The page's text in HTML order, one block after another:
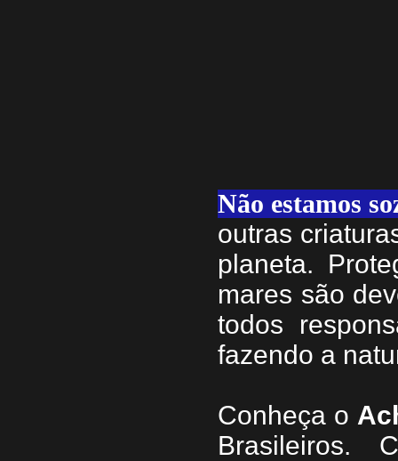
Não estamos
outras
planeta.
mares são
todos
fazendo a
Conheça o A
Brasileiros.